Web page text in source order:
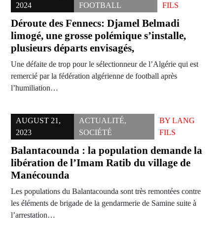
2024
FOOTBALL
FILS
Déroute des Fennecs: Djamel Belmadi
limogé, une grosse polémique s’installe,
plusieurs départs envisagés,
Une défaite de trop pour le sélectionneur de l’Algérie qui est
remercié par la fédération algérienne de football après
l’humiliation…
AUGUST 21,
2023
ACTUALITÉ,
SOCIÉTÉ
BY LANG
FILS
Balantacounda : la population demande la
libération de l’Imam Ratib du village de
Manécounda
Les populations du Balantacounda sont très remontées contre
les éléments de brigade de la gendarmerie de Samine suite à
l’arrestation…